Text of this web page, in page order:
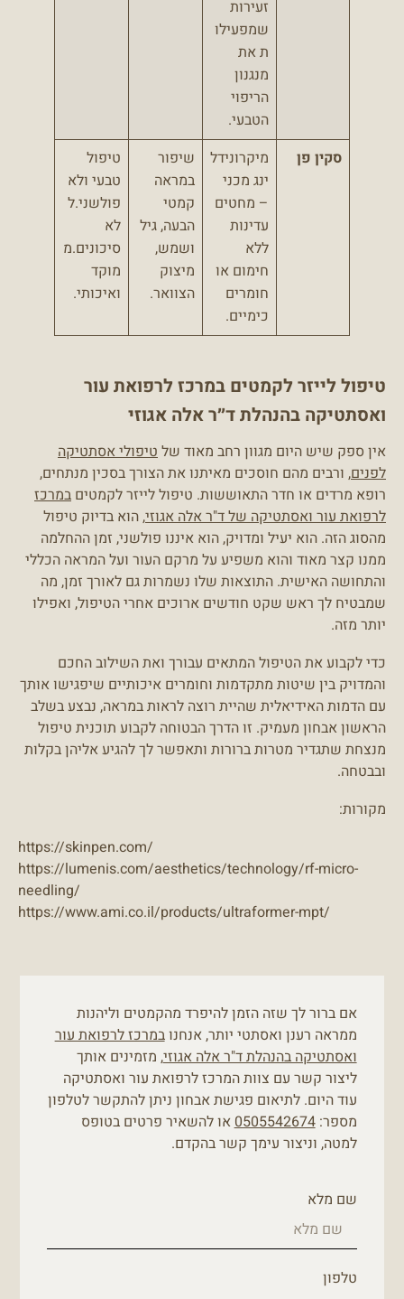
זעירות
שמפעילו
ת את
מנגנון
הריפוי
הטבעי.
סקין פן
מיקרונידל
ינג מכני
– מחטים
עדינות
ללא
חימום או
חומרים
כימיים.
שיפור
במראה
קמטי
הבעה, גיל
ושמש,
מיצוק
הצוואר.
טיפול
טבעי ולא
פולשני.ל
לא
סיכונים.מ
מוקד
ואיכותי.
טיפול לייזר לקמטים במרכז לרפואת עור
ואסתטיקה בהנהלת ד״ר אלה אגוזי
אין ספק שיש היום מגוון רחב מאוד של טיפולי אסתטיקה
לפנים, ורבים מהם חוסכים מאיתנו את הצורך בסכין מנתחים,
רופא מרדים או חדר התאוששות. טיפול לייזר לקמטים במרכז
לרפואת עור ואסתטיקה של ד"ר אלה אגוזי, הוא בדיוק טיפול
מהסוג הזה. הוא יעיל ומדויק, הוא איננו פולשני, זמן ההחלמה
ממנו קצר מאוד והוא משפיע על מרקם העור ועל המראה הכללי
והתחושה האישית. התוצאות שלו נשמרות גם לאורך זמן, מה
שמבטיח לך ראש שקט חודשים ארוכים אחרי הטיפול, ואפילו
יותר מזה.
כדי לקבוע את הטיפול המתאים עבורך ואת השילוב החכם
והמדויק בין שיטות מתקדמות וחומרים איכותיים שיפגישו אותך
עם הדמות האידיאלית שהיית רוצה לראות במראה, נבצע בשלב
הראשון אבחון מעמיק. זו הדרך הבטוחה לקבוע תוכנית טיפול
מנצחת שתגדיר מטרות ברורות ותאפשר לך להגיע אליהן בקלות
ובבטחה.
מקורות:
https://skinpen.com/
https://lumenis.com/aesthetics/technology/rf-micro-
needling/
https://www.ami.co.il/products/ultraformer-mpt/
אם ברור לך שזה הזמן להיפרד מהקמטים וליהנות
ממראה רענן ואסתטי יותר, אנחנובמרכז לרפואת עור
ואסתטיקה בהנהלת ד"ר אלה אגוזי, מזמינים אותך
ליצור קשר עם צוות המרכז לרפואת עור ואסתטיקה
עוד היום. לתיאום פגישת אבחון ניתן להתקשר לטלפון
מספר:0505542674או להשאיר פרטים בטופס
למטה, וניצור עימך קשר בהקדם.
שם מלא
טלפון